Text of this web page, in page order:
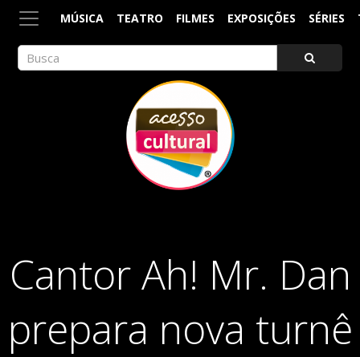
MÚSICA TEATRO FILMES EXPOSIÇÕES SÉRIES
Cantor Ah! Mr. Dan
prepara nova turnê